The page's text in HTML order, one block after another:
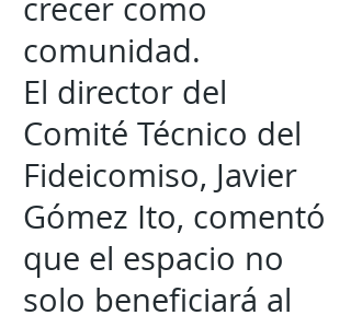
crecer como
comunidad.
El director del
Comité Técnico del
Fideicomiso, Javier
Gómez Ito, comentó
que el espacio no
solo beneficiará al